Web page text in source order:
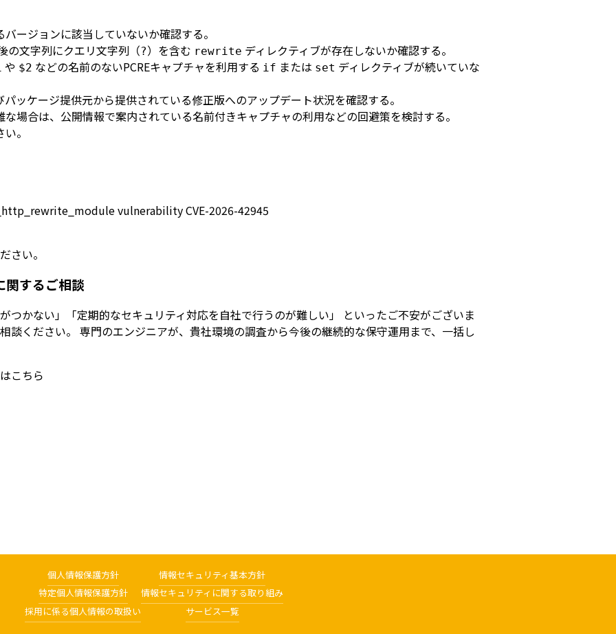
ージョンに該当していないか確認する。
の文字列にクエリ文字列（?）を含む rewrite ディレクティブが存在しないか確認する。
や $2 などの名前のないPCREキャプチャを利用する if または set ディレクティブが続いていな
ッケージ提供元から提供されている修正版へのアップデート状況を確認する。
場合は、公開情報で案内されている名前付きキャプチャの利用などの回避策を検討する。
。
vulnerability CVE-2026-42945
さい。
関するご相談
つかない」「定期的なセキュリティ対応を自社で行うのが難しい」 といったご不安がございま
談ください。 専門のエンジニアが、貴社環境の調査から今後の継続的な保守運用まで、一括し
こちら
個人情報保護方針
特定個人情報保護方針
採用に係る個人情報の取扱い
情報セキュリティ基本方針
情報セキュリティに関する取り組み
サービス一覧